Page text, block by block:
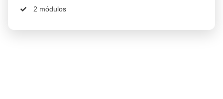
2 módulos